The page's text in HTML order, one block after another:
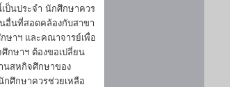
ป็นประจำ นักศึกษาควร
อื่นที่สอดคล้องกับสาขา
ษาฯ และคณาจารย์เพื่อ
กษาฯ ต้องขอเปลี่ยน
นสหกิจศึกษาของ
กศึกษาควรช่วยเหลือ